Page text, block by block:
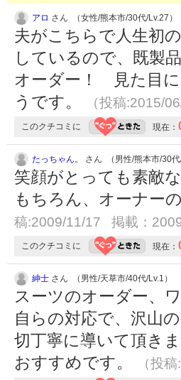
アロ さん （女性/熊本市/30代/Lv.27）
夫がこちらで人生初
しているので、既製
オーダー！ 見た目に
うです。
（投稿:2015/
このクチコミに 現在：
たっちゃん。 さん （男性/熊本市/30代/
笑顔がとっても素敵
もちろん、オーナー
稿:2009/11/17 掲載：
このクチコミに 現在：
紳士 さん （男性/天草市/40代/Lv.1）
スーツのオーダー、
自らの対応で、沢山
切丁寧に導いて頂き
おすすめです。
（投